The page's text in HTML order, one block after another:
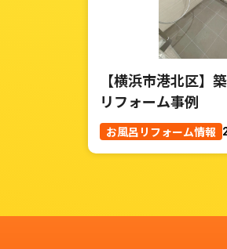
【横浜市港北区】
リフォーム事例
お風呂リフォーム情報